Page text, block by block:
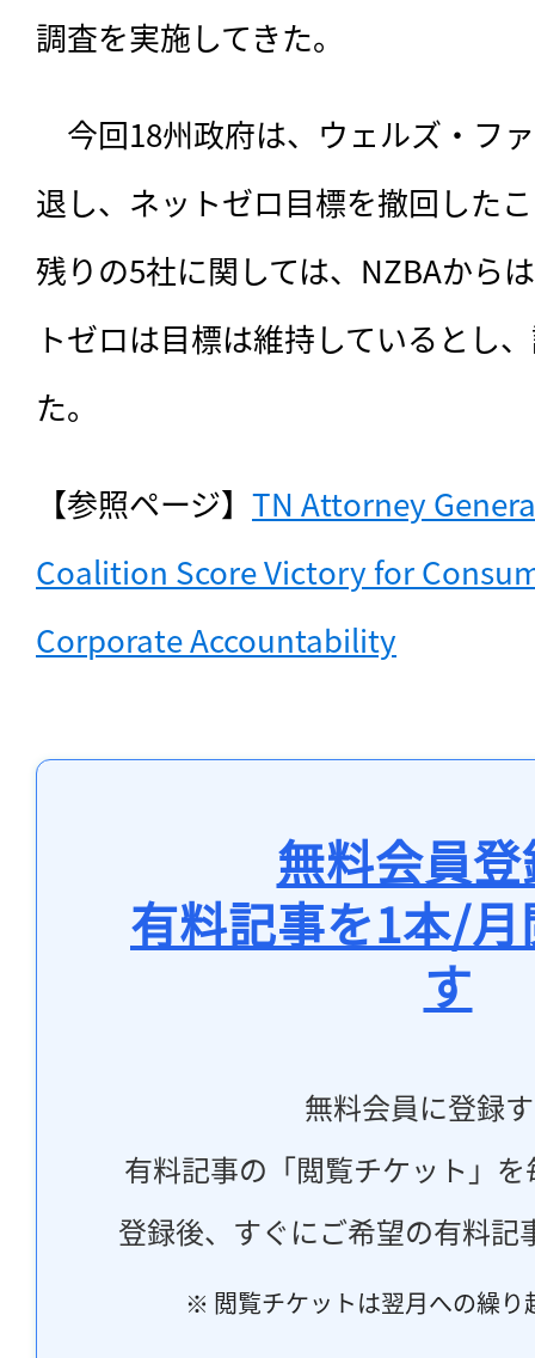
調査を実施してきた。
今回18州政府は、ウェルズ・フ
退し、ネットゼロ目標を撤回した
残りの5社に関しては、NZBAから
トゼロは目標は維持しているとし
た。
【参照ページ】 TN Attorney
Coalition Score Victory for
Corporate Accountability
無料会員
有料記事を1本/
す
無料会員に登録
有料記事の「閲覧チケット」
登録後、すぐにご希望の有料記
※ 閲覧チケットは翌月への繰り